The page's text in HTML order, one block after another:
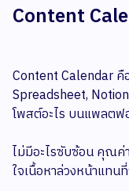
Content
Content Calendar คื
Spreadsheet,
โพสต์อะไร บนแพลตฟ
ไม่มีอะไรซับซ้อน คุณค่
ใจเนื้อหาล่วงหน้าแทน